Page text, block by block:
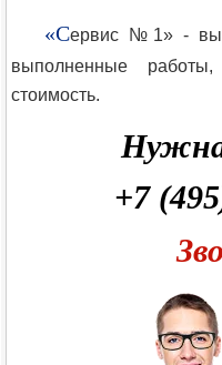
«Сервис №1» -
выполненные
стоимость.
+7